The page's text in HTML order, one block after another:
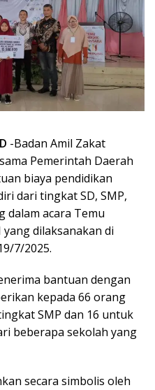
-Badan Amil Zakat
Pemerintah Daerah
biaya pendidikan
dari tingkat SD, SMP,
dalam acara Temu
dilaksanakan di
7/2025.
bantuan dengan
kepada 66 orang
SMP dan 16 untuk
beberapa sekolah yang
secara simbolis oleh